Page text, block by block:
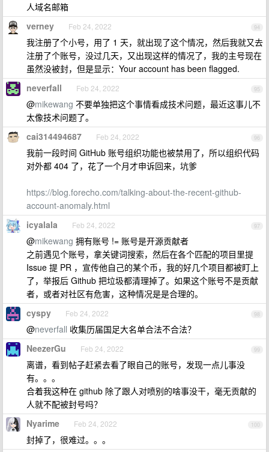
人域名邮箱
94
verney Feb 24, 2022
我注册了个小号，用了 1 天，就出现了这个情况，然后我就又去
注册了个账号，没过几天，又出现这样的情况了，我的主号现在
虽然没被封，但是显示：Your account has been flagged.
95
neverfall Feb 24, 2022
@mikewang 不要单独把这个事情看成技术问题，最近这事儿不
太像技术问题了。
96
cai314494687 Feb 24, 2022
我前一段时间 GitHub 账号组织功能也被禁用了，所以组织代码
对外都 404 了，花了一个月才申诉回来，坑爹
https://blog.forecho.com/talking-about-the-recent-github-
account-anomaly.html
97
icyalala Feb 24, 2022
@mikewang 拥有账号 != 账号是开源贡献者
之前遇见个账号，拿关键词搜索，然后在各个匹配的项目里提
Issue 提 PR ，宣传他自己的某个币，我的好几个项目都被盯上
了，举报后 Github 把垃圾都清理掉了。如果这个账号不是贡献
者，或者对社区有危害，这种情况是是合理的。
98
cyspy Feb 24, 2022
@neverfall 收集历届国足大名单合法不合法？
99
NeezerGu Feb 24, 2022
离谱，看到帖子赶紧去看了眼自己的账号，发现一点儿事没
有。。。
合着我这种在 github 除了跟人对喷别的啥事没干，毫无贡献的
人就不配被封号吗？
100
Nyarime Feb 24, 2022
封掉了，很难过。。。